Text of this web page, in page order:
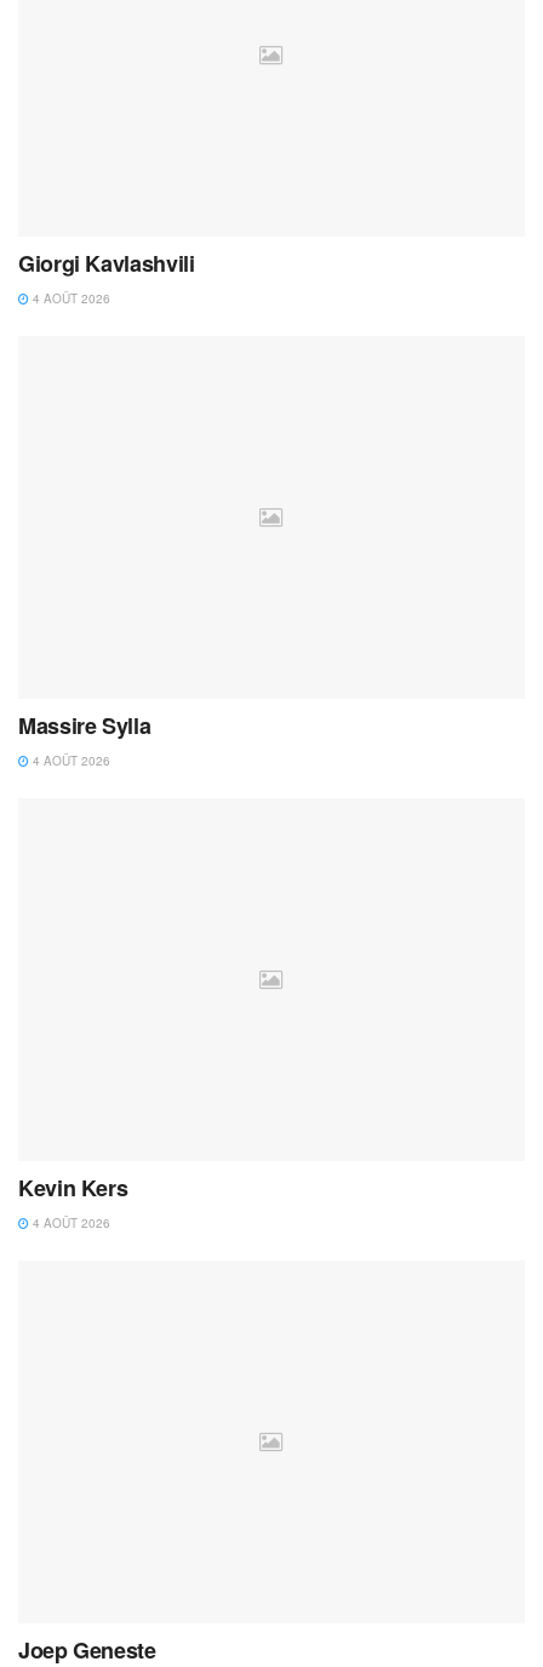
Giorgi Kavlashvili
4 AOÛT 2026
Massire Sylla
4 AOÛT 2026
Kevin Kers
4 AOÛT 2026
Joep Geneste